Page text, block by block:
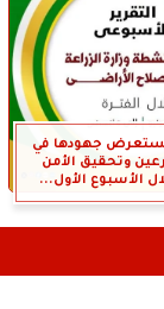
تستعرض جهودها في
وتحقيق الأمن
الأسبوع الأول...